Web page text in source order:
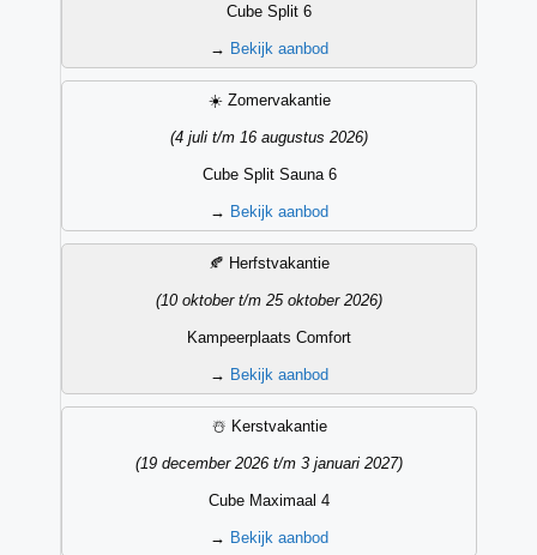
Cube Split 6
→ Bekijk aanbod
☀️ Zomervakantie
(4 juli t/m 16 augustus 2026)
Cube Split Sauna 6
→ Bekijk aanbod
🍂 Herfstvakantie
(10 oktober t/m 25 oktober 2026)
Kampeerplaats Comfort
→ Bekijk aanbod
☃️ Kerstvakantie
(19 december 2026 t/m 3 januari 2027)
Cube Maximaal 4
→ Bekijk aanbod